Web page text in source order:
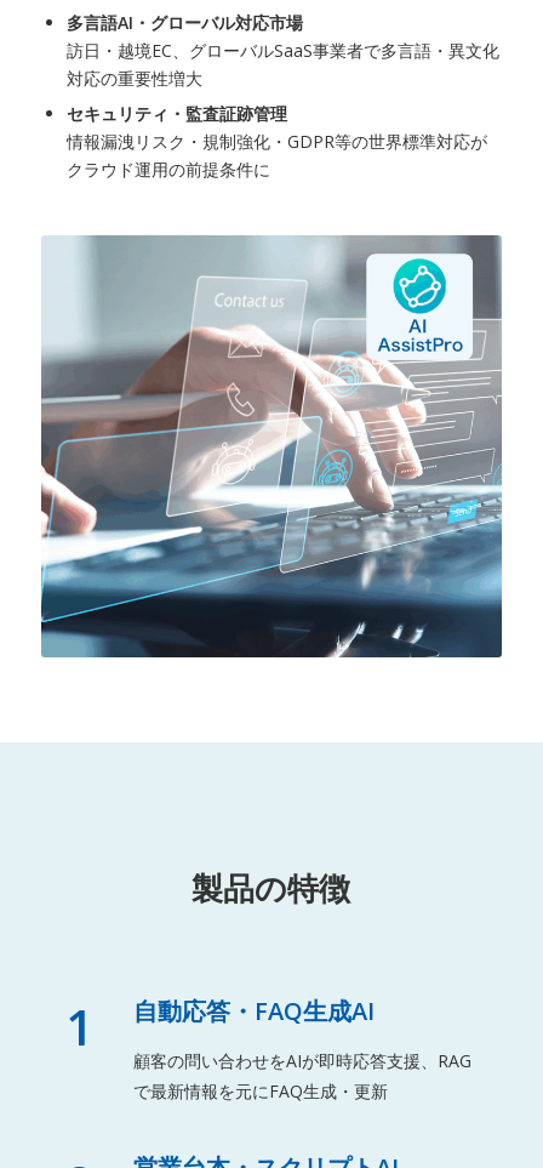
多言語AI・グローバル対応市場
訪日・越境EC、グローバルSaaS事業者で多言語・異文化
対応の重要性増大
セキュリティ・監査証跡管理
情報漏洩リスク・規制強化・GDPR等の世界標準対応が
クラウド運用の前提条件に
製品の特徴
1 自動応答・FAQ生成AI
顧客の問い合わせをAIが即時応答支援、RAG
で最新情報を元にFAQ生成・更新